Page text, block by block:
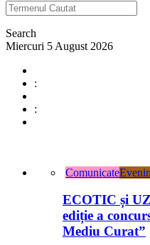
Search
Miercuri 5 August 2026
:
:
Comunicate
ECOTIC și
ediție a
Mediu Curat”